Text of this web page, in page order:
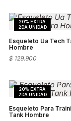
Esqueleto Ua Tech
Hombre
$ 129.900
Esqueleto Para
Tank Hombre